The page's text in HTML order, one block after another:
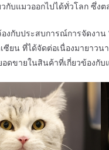
กับแมวออกไปได้ทั่วโลก ซึ่ง
กับประสบการณ์การจัดงาน
ซียน ที่ได้จัดต่อเนื่องมายาว
ดขายในสินค้าที่เกี่ยวข้องกับ